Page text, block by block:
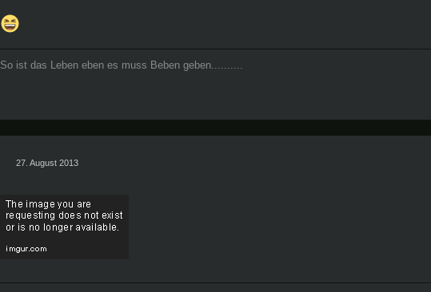
So ist das Leben eben es muss Beben geben..........
27. August 2013